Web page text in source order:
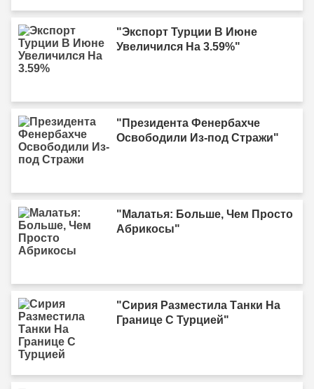
"Экспорт Турции В Июне
Увеличился На 3.59%"
"Президента Фенербахче
Освободили Из-под Стражи"
"Малатья: Больше, Чем Просто
Абрикосы"
"Сирия Разместила Танки На
Границе С Турцией"